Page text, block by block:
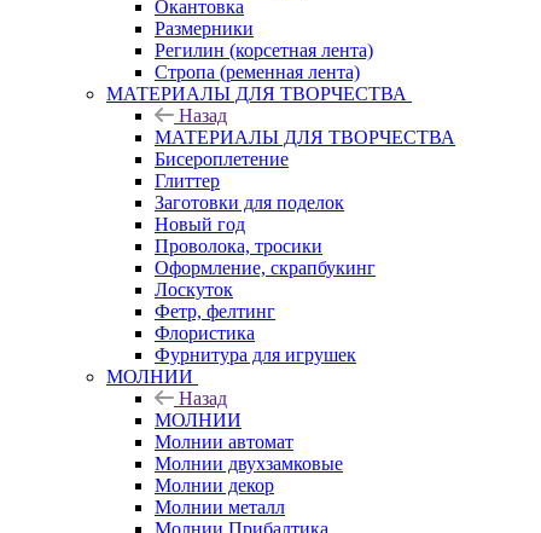
Окантовка
Размерники
Регилин (корсетная лента)
Стропа (ременная лента)
МАТЕРИАЛЫ ДЛЯ ТВОРЧЕСТВА
Назад
МАТЕРИАЛЫ ДЛЯ ТВОРЧЕСТВА
Бисероплетение
Глиттер
Заготовки для поделок
Новый год
Проволока, тросики
Оформление, скрапбукинг
Лоскуток
Фетр, фелтинг
Флористика
Фурнитура для игрушек
МОЛНИИ
Назад
МОЛНИИ
Молнии автомат
Молнии двухзамковые
Молнии декор
Молнии металл
Молнии Прибалтика